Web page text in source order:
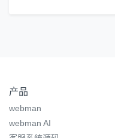
产品
webman
webman AI